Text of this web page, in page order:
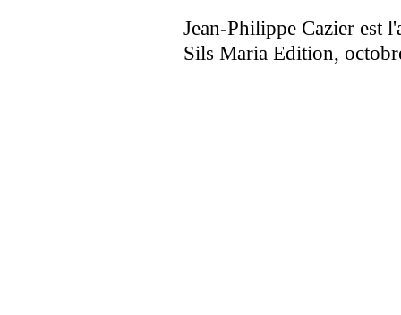
Jean-Philippe Cazier est
Sils Maria Edition,